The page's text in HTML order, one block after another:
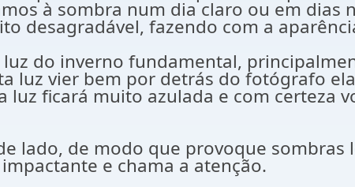
à sombra num dia claro ou em dias
desagradável, fazendo com a
do inverno fundamental,
luz vier bem por detrás do fotógrafo
luz ficará muito azulada e com certeza
lado, de modo que provoque sombras
e chama a atenção.